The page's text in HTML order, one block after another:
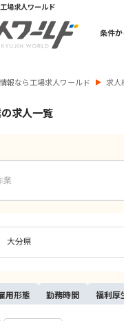
場求人ワールド
条件
報なら工場求人ワールド 求人
求人一覧
大分県
用形態 勤務時間 福利厚